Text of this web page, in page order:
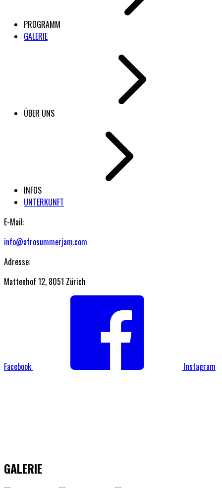
PROGRAMM
GALERIE
ÜBER UNS
INFOS
UNTERKUNFT
E-Mail:
info@afrosummerjam.com
Adresse:
Mattenhof 12, 8051 Zürich
Facebook Instagram
GALERIE